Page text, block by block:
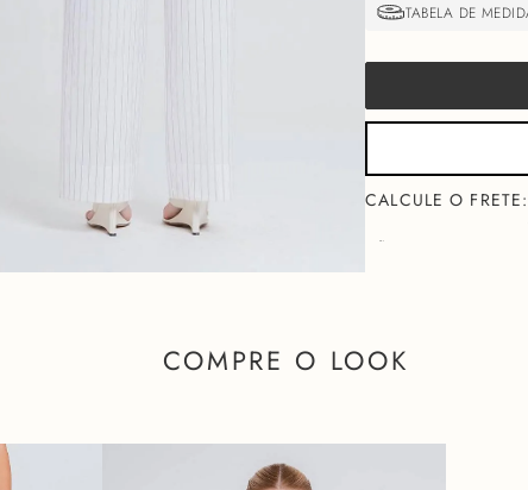
NÃO SEI MEU CEP
COMPRE O LOOK